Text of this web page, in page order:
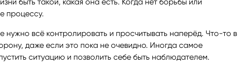
процессу.
нужно всё контролировать и просчитывать наперёд. Что-то в
даже если это пока не очевидно. Иногда самое
ситуацию и позволить себе быть наблюдателем.